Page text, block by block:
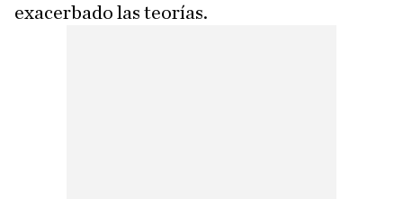
exacerbado las teorías.